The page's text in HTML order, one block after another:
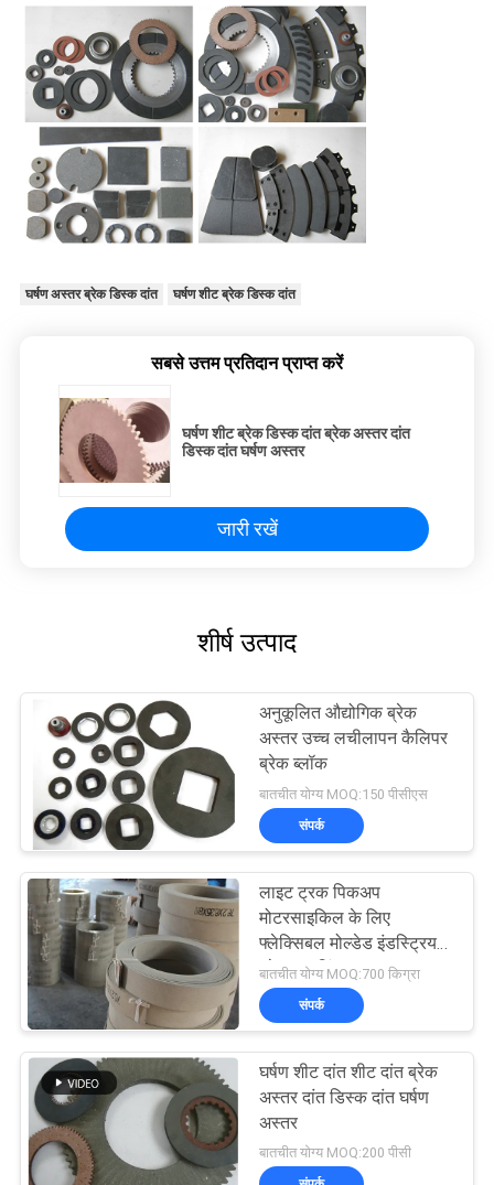
घर्षण अस्तर ब्रेक डिस्क दांत घर्षण शीट ब्रेक डिस्क दांत
सबसे उत्तम प्रतिदान प्राप्त करें
घर्षण शीट ब्रेक डिस्क दांत ब्रेक अस्तर दांत
डिस्क दांत घर्षण अस्तर
जारी रखें
शीर्ष उत्पाद
अनुकूलित औद्योगिक ब्रेक
अस्तर उच्च लचीलापन कैलिपर
ब्रेक ब्लॉक
बातचीत योग्य MOQ:150 पीसीएस
संपर्क
लाइट ट्रक पिकअप
मोटरसाइकिल के लिए
फ्लेक्सिबल मोल्डेड इंडस्ट्रियल
ब्रेक लाइनिंग
बातचीत योग्य MOQ:700 किग्रा
संपर्क
घर्षण शीट दांत शीट दांत ब्रेक
अस्तर दांत डिस्क दांत घर्षण
अस्तर
बातचीत योग्य MOQ:200 पीसी